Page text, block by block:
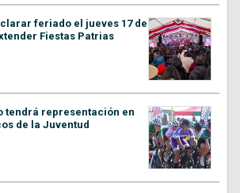
feriado el jueves 17 de
Fiestas Patrias
tendrá representación en
de la Juventud